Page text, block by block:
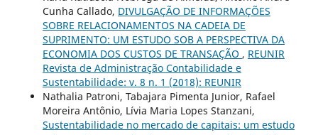
Cunha Callado, DIVULGAÇÃO DE INFORMAÇÕES
SOBRE RELACIONAMENTOS NA CADEIA DE
SUPRIMENTO: UM ESTUDO SOB A PERSPECTIVA DA
ECONOMIA DOS CUSTOS DE TRANSAÇÃO , REUNIR
Revista de Administração Contabilidade e
Sustentabilidade: v. 8 n. 1 (2018): REUNIR
Nathalia Patroni, Tabajara Pimenta Junior, Rafael
Moreira Antônio, Lívia Maria Lopes Stanzani,
Sustentabilidade no mercado de capitais: um estudo